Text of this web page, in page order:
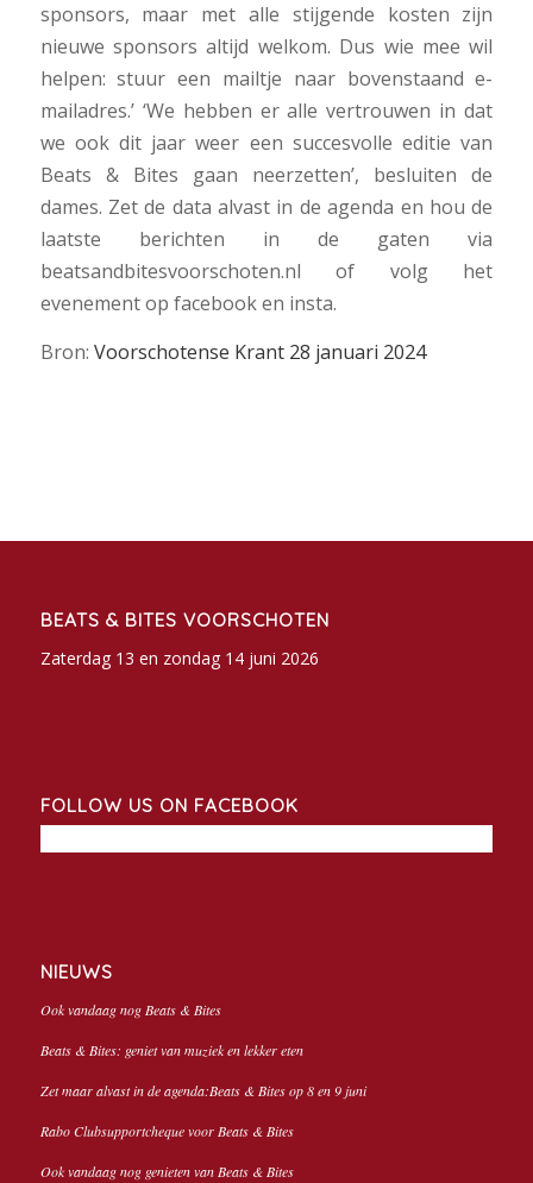
sponsors, maar met alle stijgende kosten zijn
nieuwe sponsors altijd welkom. Dus wie mee wil
helpen: stuur een mailtje naar bovenstaand e-
mailadres.’ ‘We hebben er alle vertrouwen in dat
we ook dit jaar weer een succesvolle editie van
Beats & Bites gaan neerzetten’, besluiten de
dames. Zet de data alvast in de agenda en hou de
laatste berichten in de gaten via
beatsandbitesvoorschoten.nl of volg het
evenement op facebook en insta.
Bron: Voorschotense Krant 28 januari 2024
BEATS & BITES VOORSCHOTEN
Zaterdag 13 en zondag 14 juni 2026
FOLLOW US ON FACEBOOK
NIEUWS
Ook vandaag nog Beats & Bites
Beats & Bites: geniet van muziek en lekker eten
Zet maar alvast in de agenda:Beats & Bites op 8 en 9 juni
Rabo Clubsupportcheque voor Beats & Bites
Ook vandaag nog genieten van Beats & Bites